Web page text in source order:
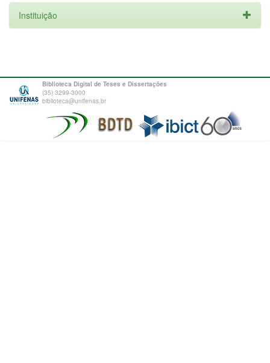
Instituição
Biblioteca Digital de Teses e Dissertações
(35) 3299-3000
biblioteca@unifenas.br